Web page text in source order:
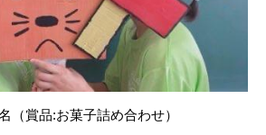
（賞品:お菓子詰め合わせ）